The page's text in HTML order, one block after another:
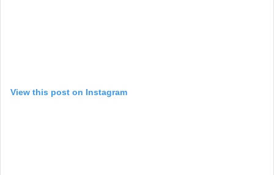
View this post on Instagram